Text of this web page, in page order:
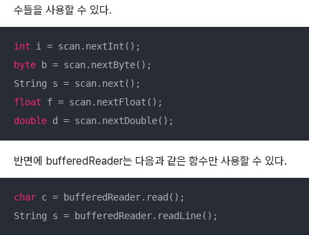
수들을 사용할 수 있다.
int
byte b = scan.nextByte();
float
double d = scan.nextDouble();
반면에 bufferedReader는 다음과 같은 함수만 사용할 수 있다.
char c = bufferedReader.read();
String s = bufferedReader.readLine();